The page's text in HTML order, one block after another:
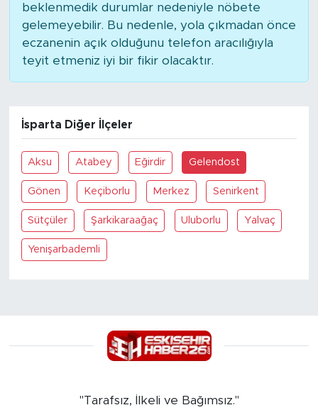
beklenmedik durumlar nedeniyle nöbete
gelemeyebilir. Bu nedenle, yola çıkmadan önce
eczanenin açık olduğunu telefon aracılığıyla
teyit etmeniz iyi bir fikir olacaktır.
İsparta Diğer İlçeler
Aksu Atabey Eğirdir Gelendost
Gönen Keçiborlu Merkez Senirkent
Sütçüler Şarkikaraağaç Uluborlu Yalvaç
Yenişarbademli
"Tarafsız, İlkeli ve Bağımsız."